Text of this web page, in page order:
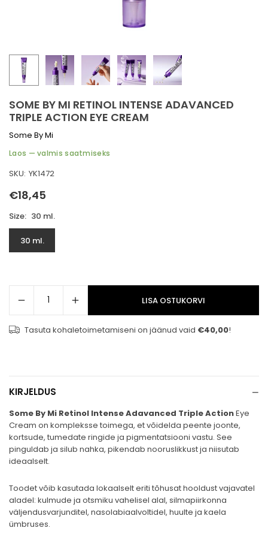
KAITSE
SOME BY MI RETINOL INTENSE ADAVANCED
TRIPLE ACTION EYE CREAM
Some By Mi
Laos — valmis saatmiseks
SKU: YK1472
Tavahind
€18,45
Size: 30 ml.
30 ml.
LISA OSTUKORVI
Tasuta kohaletoimetamiseni on jäänud vaid €40,00!
KIRJELDUS −
Some By Mi Retinol Intense Adavanced Triple ActionEye
Cream on kompleksse toimega, et võidelda peente joonte,
kortsude, tumedate ringide ja pigmentatsiooni vastu. See
pinguldab ja silub nahka, pikendab nooruslikkust ja niisutab
ideaalselt.
Toodet võib kasutada lokaalselt eriti tõhusat hooldust vajavatel
aladel: kulmude ja otsmiku vahelisel alal, silmapiirkonna
väljendusvarjunditel, nasolabiaalvoltidel, huulte ja kaela
ümbruses.